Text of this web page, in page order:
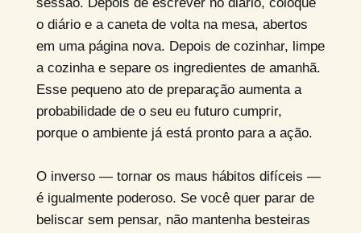
o diário e a caneta de volta na mesa, abertos
em uma página nova. Depois de cozinhar, limpe
a cozinha e separe os ingredientes de amanhã.
Esse pequeno ato de preparação aumenta a
probabilidade de o seu eu futuro cumprir,
porque o ambiente já está pronto para a ação.
O inverso — tornar os maus hábitos difíceis —
é igualmente poderoso. Se você quer parar de
beliscar sem pensar, não mantenha besteiras